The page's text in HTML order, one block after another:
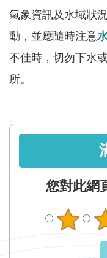
業
務
主
水
公
便
氣象資訊及水域狀
動，並應隨時注意
不佳時，切勿下水
所。
您對此網